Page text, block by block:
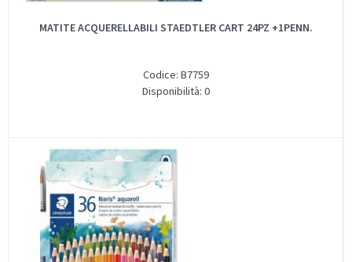
MATITE ACQUERELLABILI STAEDTLER CART 24PZ +1PENN.
Codice: B7759
Disponibilità: 0